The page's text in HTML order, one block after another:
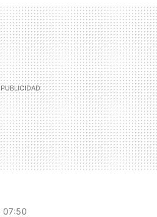
MAIL
07:50